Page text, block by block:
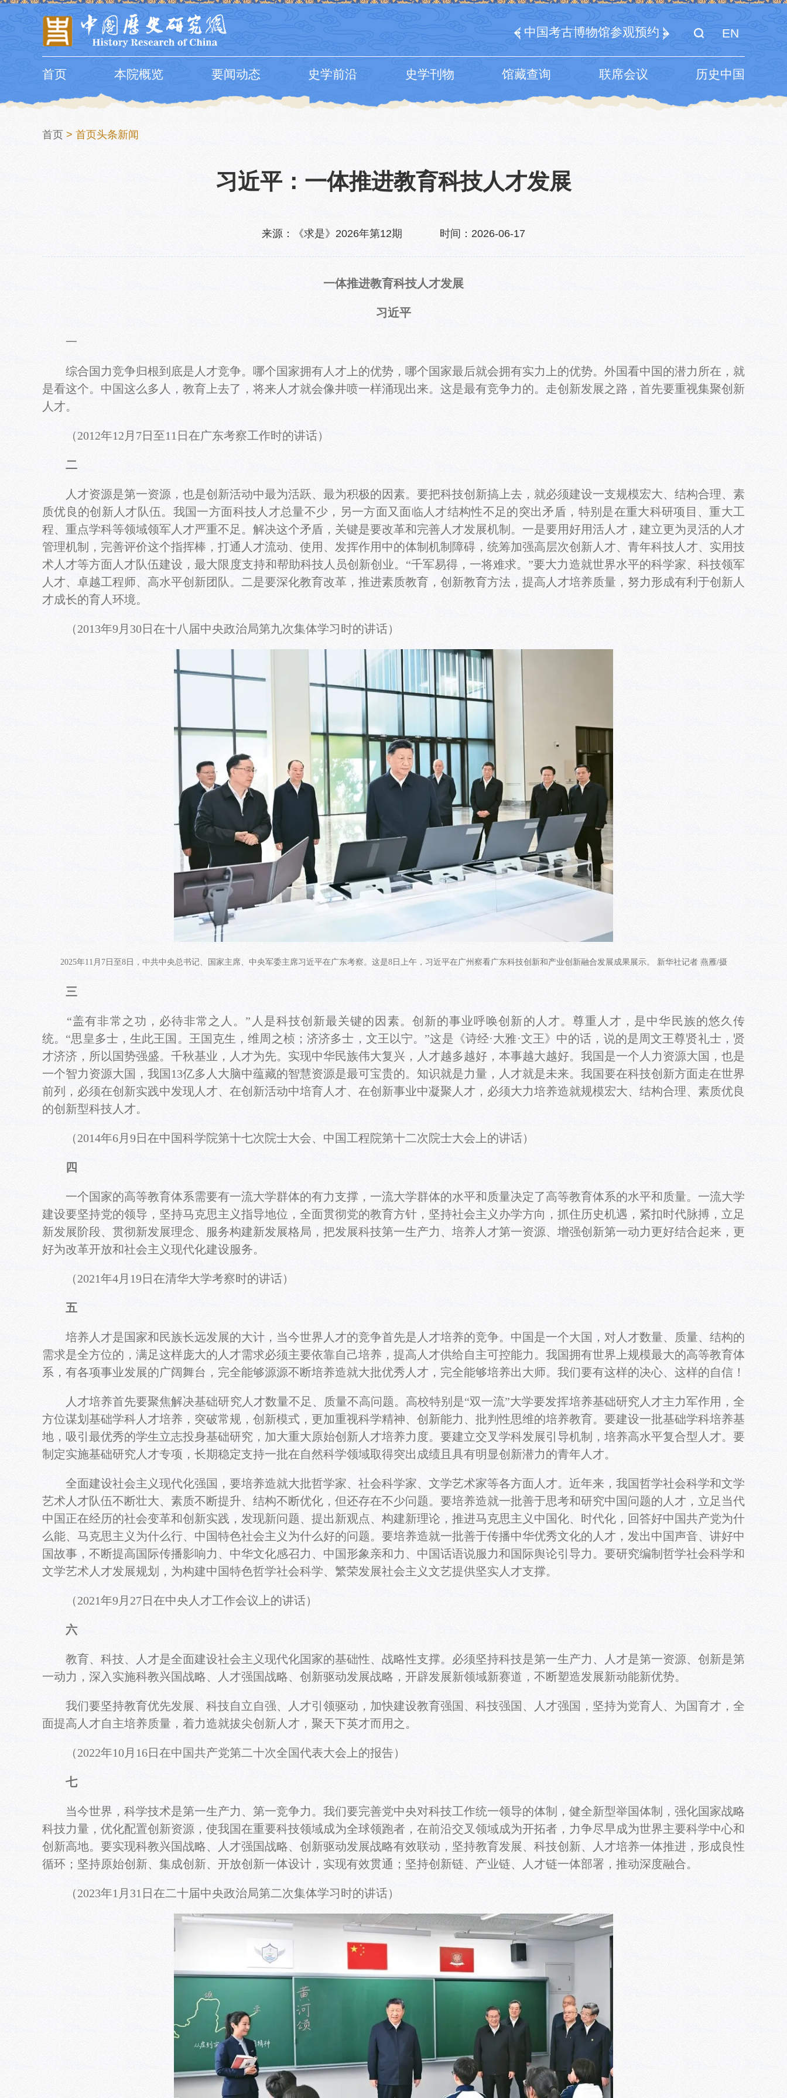
中国考古博物馆参观预约 EN
首页 本院概览 要闻动态 史学前沿 史学刊物 馆藏查询 联席会议 历史中国
首页 > 首页头条新闻
习近平：一体推进教育科技人才发展
来源：《求是》2026年第12期 时间：2026-06-17
一体推进教育科技人才发展
习近平
一
综合国力竞争归根到底是人才竞争。哪个国家拥有人才上的优势，哪个国家最后就会拥有实力上的优势。外国看中国的潜力所在，就
是看这个。中国这么多人，教育上去了，将来人才就会像井喷一样涌现出来。这是最有竞争力的。走创新发展之路，首先要重视集聚创新
人才。
（2012年12月7日至11日在广东考察工作时的讲话）
二
人才资源是第一资源，也是创新活动中最为活跃、最为积极的因素。要把科技创新搞上去，就必须建设一支规模宏大、结构合理、素
质优良的创新人才队伍。我国一方面科技人才总量不少，另一方面又面临人才结构性不足的突出矛盾，特别是在重大科研项目、重大工
程、重点学科等领域领军人才严重不足。解决这个矛盾，关键是要改革和完善人才发展机制。一是要用好用活人才，建立更为灵活的人才
管理机制，完善评价这个指挥棒，打通人才流动、使用、发挥作用中的体制机制障碍，统筹加强高层次创新人才、青年科技人才、实用技
术人才等方面人才队伍建设，最大限度支持和帮助科技人员创新创业。“千军易得，一将难求。”要大力造就世界水平的科学家、科技领军
人才、卓越工程师、高水平创新团队。二是要深化教育改革，推进素质教育，创新教育方法，提高人才培养质量，努力形成有利于创新人
才成长的育人环境。
（2013年9月30日在十八届中央政治局第九次集体学习时的讲话）
2025年11月7日至8日，中共中央总书记、国家主席、中央军委主席习近平在广东考察。这是8日上午，习近平在广州察看广东科技创新和产业创新融合发展成果展示。 新华社记者 燕雁/摄
三
“盖有非常之功，必待非常之人。”人是科技创新最关键的因素。创新的事业呼唤创新的人才。尊重人才，是中华民族的悠久传
统。“思皇多士，生此王国。王国克生，维周之桢；济济多士，文王以宁。”这是《诗经·大雅·文王》中的话，说的是周文王尊贤礼士，贤
才济济，所以国势强盛。千秋基业，人才为先。实现中华民族伟大复兴，人才越多越好，本事越大越好。我国是一个人力资源大国，也是
一个智力资源大国，我国13亿多人大脑中蕴藏的智慧资源是最可宝贵的。知识就是力量，人才就是未来。我国要在科技创新方面走在世界
前列，必须在创新实践中发现人才、在创新活动中培育人才、在创新事业中凝聚人才，必须大力培养造就规模宏大、结构合理、素质优良
的创新型科技人才。
（2014年6月9日在中国科学院第十七次院士大会、中国工程院第十二次院士大会上的讲话）
四
一个国家的高等教育体系需要有一流大学群体的有力支撑，一流大学群体的水平和质量决定了高等教育体系的水平和质量。一流大学
建设要坚持党的领导，坚持马克思主义指导地位，全面贯彻党的教育方针，坚持社会主义办学方向，抓住历史机遇，紧扣时代脉搏，立足
新发展阶段、贯彻新发展理念、服务构建新发展格局，把发展科技第一生产力、培养人才第一资源、增强创新第一动力更好结合起来，更
好为改革开放和社会主义现代化建设服务。
（2021年4月19日在清华大学考察时的讲话）
五
培养人才是国家和民族长远发展的大计，当今世界人才的竞争首先是人才培养的竞争。中国是一个大国，对人才数量、质量、结构的
需求是全方位的，满足这样庞大的人才需求必须主要依靠自己培养，提高人才供给自主可控能力。我国拥有世界上规模最大的高等教育体
系，有各项事业发展的广阔舞台，完全能够源源不断培养造就大批优秀人才，完全能够培养出大师。我们要有这样的决心、这样的自信！
人才培养首先要聚焦解决基础研究人才数量不足、质量不高问题。高校特别是“双一流”大学要发挥培养基础研究人才主力军作用，全
方位谋划基础学科人才培养，突破常规，创新模式，更加重视科学精神、创新能力、批判性思维的培养教育。要建设一批基础学科培养基
地，吸引最优秀的学生立志投身基础研究，加大重大原始创新人才培养力度。要建立交叉学科发展引导机制，培养高水平复合型人才。要
制定实施基础研究人才专项，长期稳定支持一批在自然科学领域取得突出成绩且具有明显创新潜力的青年人才。
全面建设社会主义现代化强国，要培养造就大批哲学家、社会科学家、文学艺术家等各方面人才。近年来，我国哲学社会科学和文学
艺术人才队伍不断壮大、素质不断提升、结构不断优化，但还存在不少问题。要培养造就一批善于思考和研究中国问题的人才，立足当代
中国正在经历的社会变革和创新实践，发现新问题、提出新观点、构建新理论，推进马克思主义中国化、时代化，回答好中国共产党为什
么能、马克思主义为什么行、中国特色社会主义为什么好的问题。要培养造就一批善于传播中华优秀文化的人才，发出中国声音、讲好中
国故事，不断提高国际传播影响力、中华文化感召力、中国形象亲和力、中国话语说服力和国际舆论引导力。要研究编制哲学社会科学和
文学艺术人才发展规划，为构建中国特色哲学社会科学、繁荣发展社会主义文艺提供坚实人才支撑。
（2021年9月27日在中央人才工作会议上的讲话）
六
教育、科技、人才是全面建设社会主义现代化国家的基础性、战略性支撑。必须坚持科技是第一生产力、人才是第一资源、创新是第
一动力，深入实施科教兴国战略、人才强国战略、创新驱动发展战略，开辟发展新领域新赛道，不断塑造发展新动能新优势。
我们要坚持教育优先发展、科技自立自强、人才引领驱动，加快建设教育强国、科技强国、人才强国，坚持为党育人、为国育才，全
面提高人才自主培养质量，着力造就拔尖创新人才，聚天下英才而用之。
（2022年10月16日在中国共产党第二十次全国代表大会上的报告）
七
当今世界，科学技术是第一生产力、第一竞争力。我们要完善党中央对科技工作统一领导的体制，健全新型举国体制，强化国家战略
科技力量，优化配置创新资源，使我国在重要科技领域成为全球领跑者，在前沿交叉领域成为开拓者，力争尽早成为世界主要科学中心和
创新高地。要实现科教兴国战略、人才强国战略、创新驱动发展战略有效联动，坚持教育发展、科技创新、人才培养一体推进，形成良性
循环；坚持原始创新、集成创新、开放创新一体设计，实现有效贯通；坚持创新链、产业链、人才链一体部署，推动深度融合。
（2023年1月31日在二十届中央政治局第二次集体学习时的讲话）